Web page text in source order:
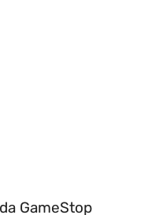
GameStop